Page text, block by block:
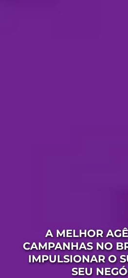
A MELHOR
CAMPANHAS NO
IMPULSIONAR O
SEU